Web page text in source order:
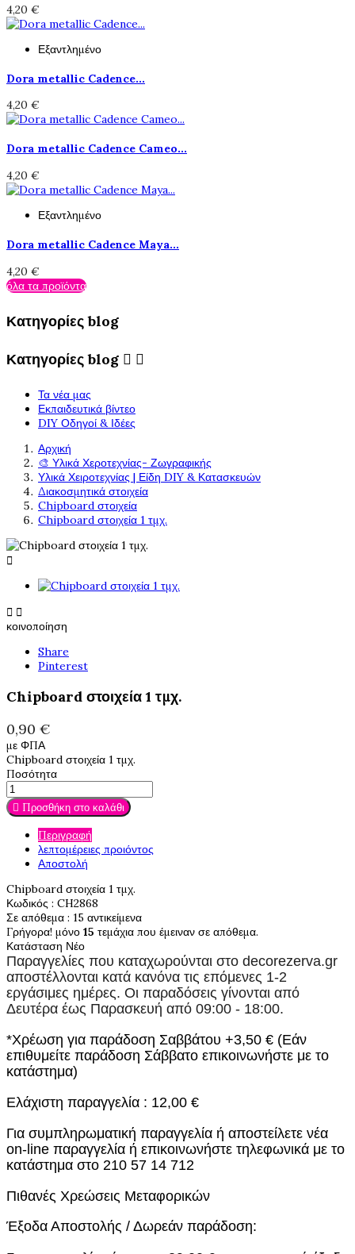
4,20 €
Εξαντλημένο
Dora metallic Cadence...
4,20 €
Dora metallic Cadence Cameo...
4,20 €
Εξαντλημένο
Dora metallic Cadence Maya...
4,20 €
όλα τα προϊόντα
Κατηγορίες blog
Κατηγορίες blog  
Τα νέα μας
Εκπαιδευτικά βίντεο
DIY Οδηγοί & Ιδέες
Αρχική
🎨 Υλικά Χεροτεχνίας- Ζωγραφικής
Υλικά Χειροτεχνίας | Είδη DIY & Κατασκευών
Διακοσμητικά στοιχεία
Chipboard στοιχεία
Chipboard στοιχεία 1 τμχ.

 
κοινοποίηση
Share
Pinterest
Chipboard στοιχεία 1 τμχ.
0,90 €
με ΦΠΑ
Chipboard στοιχεία 1 τμχ.
Ποσότητα
 Προσθήκη στο καλάθι
Περιγραφή
λεπτομέρειες προιόντος
Αποστολή
Chipboard στοιχεία 1 τμχ.
Κωδικός : CH2868
Σε απόθεμα : 15 αντικείμενα
Γρήγορα! μόνο 15 τεμάχια που έμειναν σε απόθεμα.
Κατάσταση Νέο
Παραγγελίες που καταχωρούνται στο decorezerva.gr
αποστέλλονται κατά κανόνα τις επόμενες 1-2
εργάσιμες ημέρες. Οι παραδόσεις γίνονται από
Δευτέρα έως Παρασκευή από 09:00 - 18:00.
*Χρέωση για παράδοση Σαββάτου +3,50 € (Εάν
επιθυμείτε παράδοση Σάββατο επικοινωνήστε με το
κατάστημα)
Ελάχιστη παραγγελία : 12,00 €
Για συμπληρωματική παραγγελία ή αποστείλετε νέα
on-line παραγγελία ή επικοινωνήστε τηλεφωνικά με το
κατάστημα στο 210 57 14 712
Πιθανές Χρεώσεις Μεταφορικών
Έξοδα Αποστολής / Δωρεάν παράδοση: